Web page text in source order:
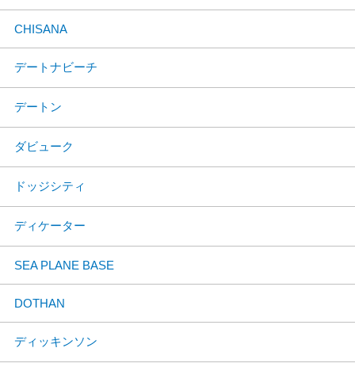
CHISANA
デートナビーチ
デートン
ダビューク
ドッジシティ
ディケーター
SEA PLANE BASE
DOTHAN
ディッキンソン